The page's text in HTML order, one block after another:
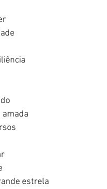
amada
estrela